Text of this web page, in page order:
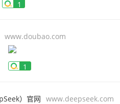
1
www.doubao.com
1
）官网 www.deepseek.com